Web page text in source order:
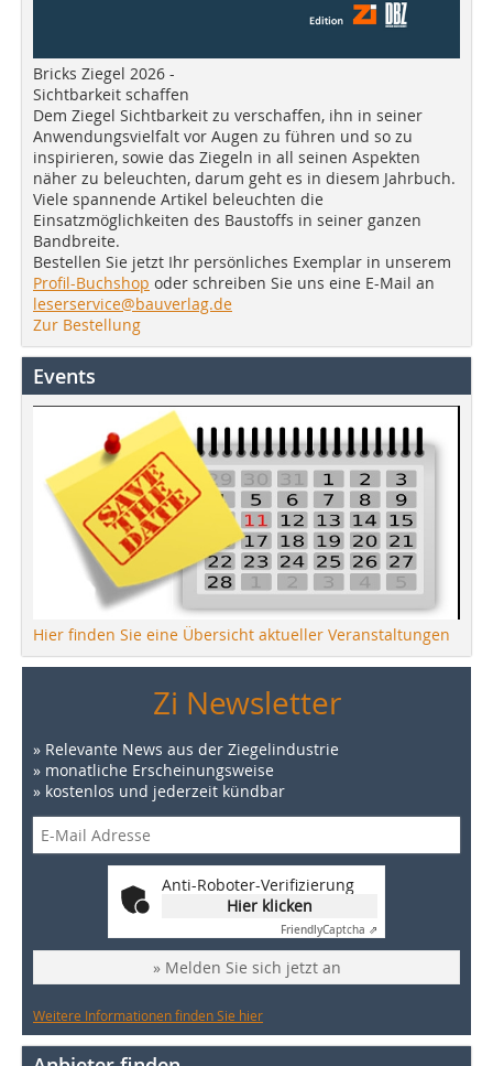
Bricks Ziegel 2026 -
Sichtbarkeit schaffen
Dem Ziegel Sichtbarkeit zu verschaffen, ihn in seiner
Anwendungsvielfalt vor Augen zu führen und so zu
inspirieren, sowie das Ziegeln in all seinen Aspekten
näher zu beleuchten, darum geht es in diesem Jahrbuch.
Viele spannende Artikel beleuchten die
Einsatzmöglichkeiten des Baustoffs in seiner ganzen
Bandbreite.
Bestellen Sie jetzt Ihr persönliches Exemplar in unserem
Profil-Buchshop oder schreiben Sie uns eine E-Mail an
leserservice@bauverlag.de
Zur Bestellung
Events
Hier finden Sie eine Übersicht aktueller Veranstaltungen
Zi Newsletter
» Relevante News aus der Ziegelindustrie
» monatliche Erscheinungsweise
» kostenlos und jederzeit kündbar
Anti-Roboter-Verifizierung
Hier klicken
FriendlyCaptcha ⇗
» Melden Sie sich jetzt an
Weitere Informationen finden Sie hier